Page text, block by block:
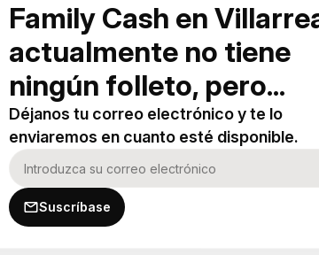
Family Cash en
actualmente no tiene
ningún folleto, pero...
Déjanos tu correo electrónico y te lo
enviaremos en cuanto esté disponible.
Suscríbase